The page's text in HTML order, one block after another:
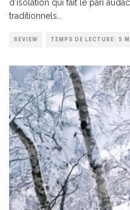
d’isolation qui fait le pari
traditionnels...
REVIEW TEMPS DE LECTURE: 5